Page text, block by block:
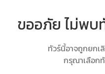
ขออภัย ไม่พบ
ทัวร์นี้อาจถูกยกเ
กรุณาเลือก